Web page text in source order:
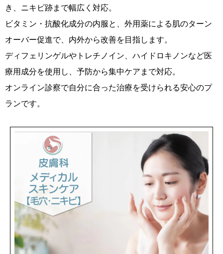
き、ニキビ跡まで幅広く対応。
ビタミン・抗酸化成分の内服と、外用薬による肌のターン
オーバー促進で、内外から改善を目指します。
ディフェリンゲルやトレチノイン、ハイドロキノンなど医
療用成分を使用し、予防から集中ケアまで対応。
オンライン診察で自分に合った治療を受けられる安心のプ
ランです。